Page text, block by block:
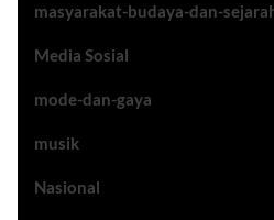
masyarakat-budaya-dan-
Media Sosial
mode-dan-gaya
musik
Nasional